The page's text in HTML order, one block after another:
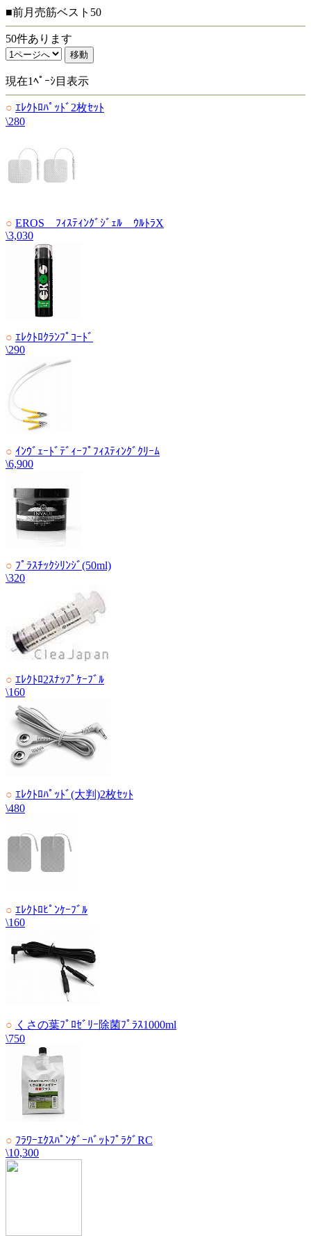
■前月売筋ベスト50
50件あります
現在1ﾍﾟｰｼ目表示
○ ｴﾚｸﾄﾛﾊﾟｯﾄﾞ2枚ｾｯﾄ
\280
○ EROS ﾌｨｽﾃｨﾝｸﾞｼﾞｪﾙ ｳﾙﾄﾗX
\3,030
○ ｴﾚｸﾄﾛｸﾗﾝﾌﾟｺｰﾄﾞ
\290
○ ｲﾝｳﾞｪｰﾄﾞﾃﾞｨｰﾌﾟﾌｨｽﾃｨﾝｸﾞｸﾘｰﾑ
\6,900
○ ﾌﾟﾗｽﾁｯｸｼﾘﾝｼﾞ(50ml)
\320
○ ｴﾚｸﾄﾛ2ｽﾅｯﾌﾟｹｰﾌﾞﾙ
\160
○ ｴﾚｸﾄﾛﾊﾟｯﾄﾞ(大判)2枚ｾｯﾄ
\480
○ ｴﾚｸﾄﾛﾋﾟﾝｹｰﾌﾞﾙ
\160
○ くさの葉ﾌﾟﾛｾﾞﾘｰ除菌ﾌﾟﾗｽ1000ml
\750
○ ﾌﾗﾜｰｴｸｽﾊﾟﾝﾀﾞｰﾊﾞｯﾄﾌﾟﾗｸﾞRC
\10,300